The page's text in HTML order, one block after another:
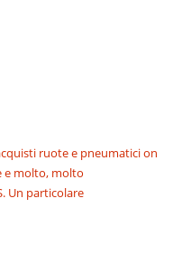
ruote e pneumatici on
e molto, molto
Un particolare